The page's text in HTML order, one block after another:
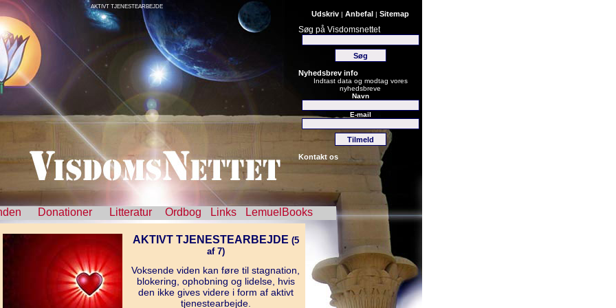
Udskriv | Anbefal | Sitemap
Søg på Visdomsnettet
Nyhedsbrev info
Indtast data og modtag vores
nyhedsbreve
Navn
E-mail
Kontakt os
AKTIVT TJENESTEARBEJDE
Donationer Litteratur Ordbog Links LemuelBooks
AKTIVT TJENESTEARBEJDE (5
af 7)
Voksende viden kan føre til stagnation,
blokering, ophobning og lidelse, hvis
den ikke gives videre i form af aktivt
tjenestearbejde.